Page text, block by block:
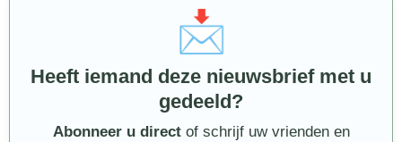
📩
Heeft iemand deze nieuwsbrief met u
gedeeld?
Abonneer u directof schrijf uw vrienden en